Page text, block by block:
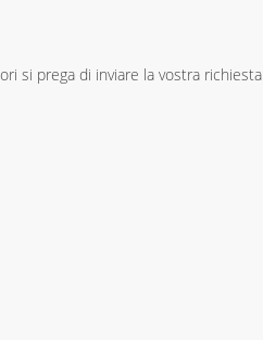
si prega di inviare la vostra richiesta